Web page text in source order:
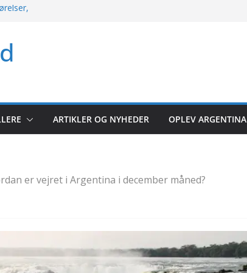
og mere
kampoversigt
Hele runden
2026
ARTIKLER OG NYHEDER OPLEV ARGENTINA
er vejret i Argentina i december måned?